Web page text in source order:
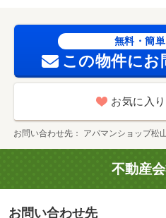
無料・簡単
この物件にお
お気に入
お問い合わせ先 アパマンショップ松
不動産
お問い合わせ先